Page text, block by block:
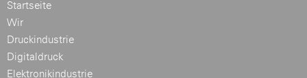
Startseite
Wir
Druckindustrie
Digitaldruck
Elektronikindustrie